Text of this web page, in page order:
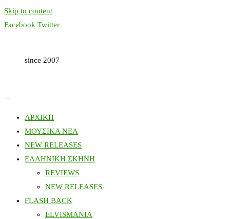
Skip to content
Facebook Twitter
since 2007
ΑΡΧΙΚΗ
ΜΟΥΣΙΚΑ ΝΕΑ
NEW RELEASES
ΕΛΛΗΝΙΚΗ ΣΚΗΝΗ
REVIEWS
NEW RELEASES
FLASH BACK
ELVISMANIA